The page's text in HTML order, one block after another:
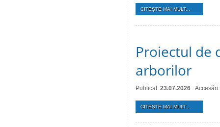
CITEŞTE MAI MULT...
Proiectul de
arborilor
Publicat: 23.07.2026
CITEŞTE MAI MULT...